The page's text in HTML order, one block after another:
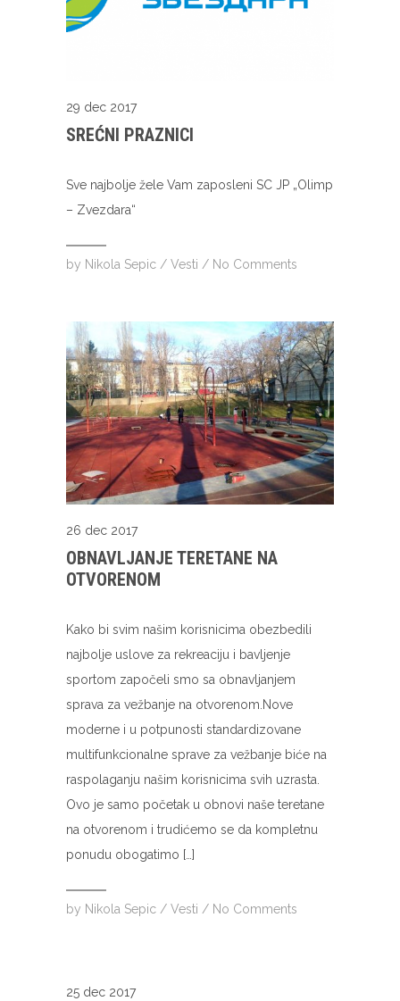
29 dec 2017
SREĆNI PRAZNICI
Sve najbolje žele Vam zaposleni SC JP „Olimp
– Zvezdara“
by Nikola Sepic / Vesti / No Comments
26 dec 2017
OBNAVLJANJE TERETANE NA
OTVORENOM
Kako bi svim našim korisnicima obezbedili
najbolje uslove za rekreaciju i bavljenje
sportom započeli smo sa obnavljanjem
sprava za vežbanje na otvorenom.Nove
moderne i u potpunosti standardizovane
multifunkcionalne sprave za vežbanje biće na
raspolaganju našim korisnicima svih uzrasta.
Ovo je samo početak u obnovi naše teretane
na otvorenom i trudićemo se da kompletnu
ponudu obogatimo […]
by Nikola Sepic / Vesti / No Comments
25 dec 2017